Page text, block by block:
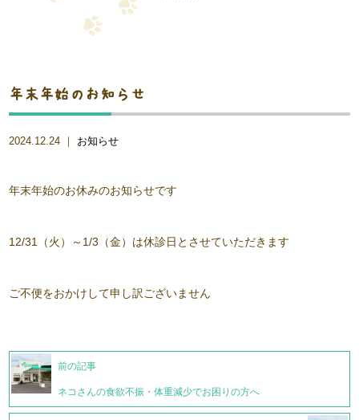
年末年始のお知らせ
2024.12.24 ｜ お知らせ
年末年始のお休みのお知らせです
12/31（火）～1/3（金）は休診日とさせていただきます
ご不便をおかけして申し訳ございません
前の記事
ネコさんの食欲不振・体重減少でお困りの方へ